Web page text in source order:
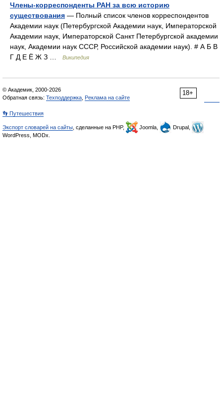
Члены-корреспонденты РАН за всю историю
существования — Полный список членов корреспондентов
Академии наук (Петербургской Академии наук, Императорской
Академии наук, Императорской Санкт Петербургской академии
наук, Академии наук СССР, Российской академии наук). # А Б В
Г Д Е Ё Ж З …
Википедия
18+
© Академик, 2000-2026
Обратная связь: Техподдержка Реклама на сайте
👣 Путешествия
Экспорт словарей на сайты , сделанные на PHP, Joomla,
Drupal,
WordPress, MODx.